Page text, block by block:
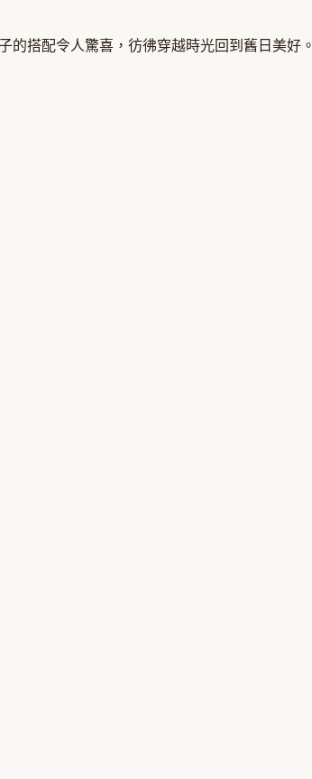
的搭配令人驚喜，彷彿穿越時光回到舊日美好。